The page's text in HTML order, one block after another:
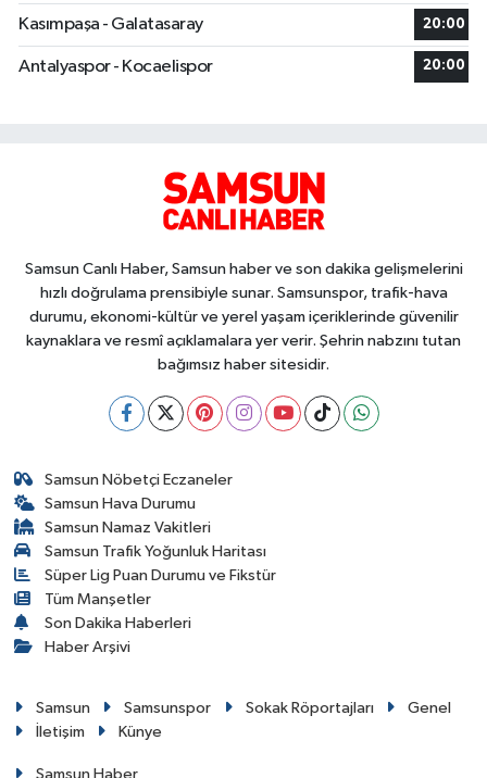
Kasımpaşa - Galatasaray 20:00
Antalyaspor - Kocaelispor 20:00
Samsun Canlı Haber, Samsun haber ve son dakika gelişmelerini
hızlı doğrulama prensibiyle sunar. Samsunspor, trafik-hava
durumu, ekonomi-kültür ve yerel yaşam içeriklerinde güvenilir
kaynaklara ve resmî açıklamalara yer verir. Şehrin nabzını tutan
bağımsız haber sitesidir.
Samsun Nöbetçi Eczaneler
Samsun Hava Durumu
Samsun Namaz Vakitleri
Samsun Trafik Yoğunluk Haritası
Süper Lig Puan Durumu ve Fikstür
Tüm Manşetler
Son Dakika Haberleri
Haber Arşivi
Samsun Samsunspor Sokak Röportajları
Genel
İletişim
Künye
Samsun Haber